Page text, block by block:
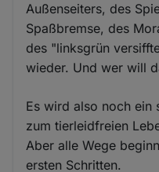
Außenseiters, des
Spaßbremse, des
des "linksgrün
wieder. Und wer will
Es wird also noch ein
zum tierleidfreien
Aber alle Wege
ersten Schritten.